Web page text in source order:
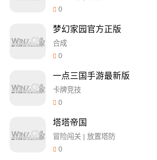
0
梦幻家园官方正版
合成
0
一点三国手游最新版
卡牌竞技
0
塔塔帝国
冒险闯关 | 放置塔防
0